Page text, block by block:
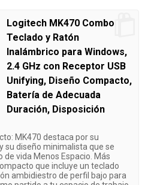
Logitech MK470 Combo
Teclado y Ratón
Inalámbrico para Windows,
2.4 GHz con Receptor USB
Unifying, Diseño Compacto,
Batería de Adecuada
Duración, Disposición
MK470 destaca por su
su diseño minimalista que se
vida Menos Espacio. Más
que incluye un teclado
ambidiestro de perfil bajo para